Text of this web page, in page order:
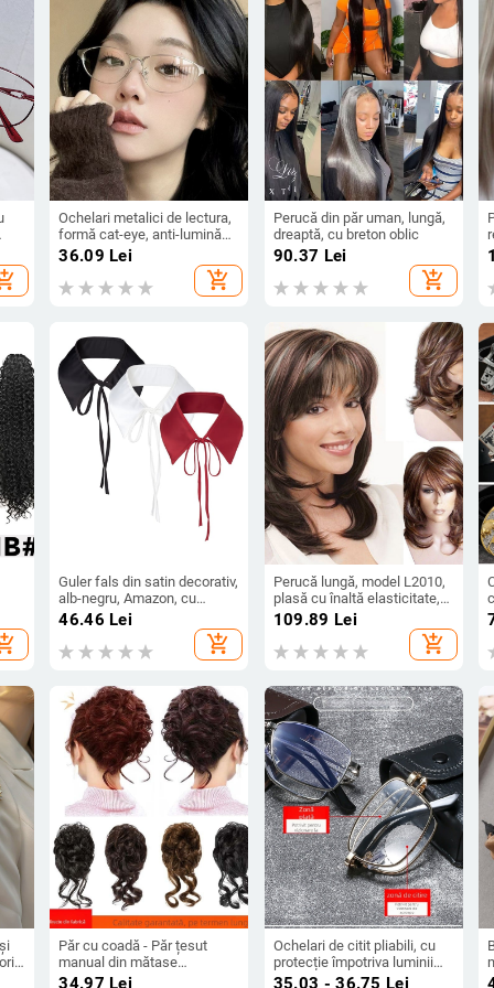
Ochelari metalici de lectura,
formă cat-eye, anti-lumină
albastră, stil Y2K, design
coreean, ramă de înaltă
calitate
36.09 Lei
add_shopping_cart
Perucă din păr uman, lungă,
dreaptă, cu breton oblic
90.37 Lei
add_shopping_cart
Guler fals din satin decorativ,
alb-negru, Amazon, cu
design ușor, pentru femei,
cel mai ușor de asortat, guler
avansat, stil clasic
46.46 Lei
add_shopping_cart
Perucă lungă, model L2010,
plasă cu înaltă elasticitate,
fire rezistente la temperaturi
înalte, breton oblic, stil exotic
109.89 Lei
add_shopping_cart
Păr cu coadă - Păr țesut
manual din mătase
autohtonă, clemă Dragon
34.97 Lei
Ochelari de citit pliabili, cu
protecție împotriva luminii
albastre, compacți și
35.03 - 36.75 Lei